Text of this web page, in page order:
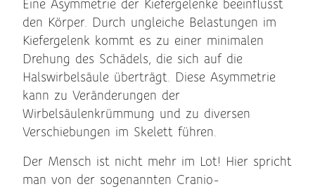
Eine Asymmetrie der Kiefergelenke beeinflusst
den Körper. Durch ungleiche Belastungen im
Kiefergelenk kommt es zu einer minimalen
Drehung des Schädels, die sich auf die
Halswirbelsäule überträgt. Diese Asymmetrie
kann zu Veränderungen der
Wirbelsäulenkrümmung und zu diversen
Verschiebungen im Skelett führen.
Der Mensch ist nicht mehr im Lot! Hier spricht
man von der sogenannten Cranio-